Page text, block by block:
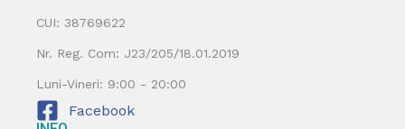
CUI: 38769622
Nr. Reg. Com: J23/205/18.01.2019
Luni-Vineri: 9:00 - 20:00
Facebook